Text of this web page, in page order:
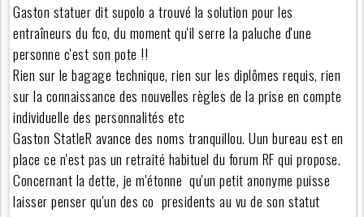
Gaston statuer dit supolo a trouvé la solution pour les
entraîneurs du fco, du moment qu'il serre la paluche d'une
personne c'est son pote !!
Rien sur le bagage technique, rien sur les diplômes requis, rien
sur la connaissance des nouvelles règles de la prise en compte
individuelle des personnalités etc
Gaston StatleR avance des noms tranquillou. Uun bureau est en
place ce n'est pas un retraité habituel du forum RF qui propose.
Concernant la dette, je m'étonne qu'un petit anonyme puisse
laisser penser qu'un des co presidents au vu de son statut